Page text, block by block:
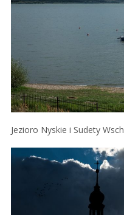
Jezioro Nyskie i Sudety